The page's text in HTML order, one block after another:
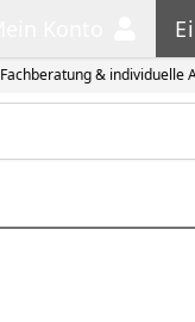
Fachberatung & individuelle